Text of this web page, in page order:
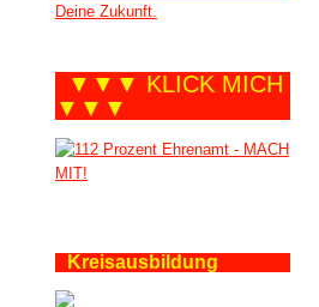
Deine Zukunft.
▼▼▼ KLICK MICH
▼▼▼
Kreisausbildung